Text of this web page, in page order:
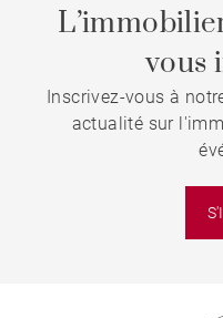
vous
Inscrivez-vous à
actualité sur